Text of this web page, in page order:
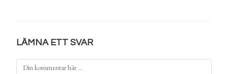
LÄMNA ETT SVAR